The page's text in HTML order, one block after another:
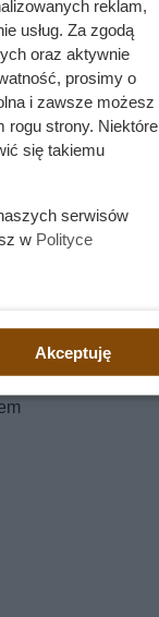
Pies
reklam,
usług. Za zgodą
oraz aktywnie
prosimy o
i zawsze możesz
rogu strony. Niektóre
się takiemu
serwisów
w Polityce
Akceptuję